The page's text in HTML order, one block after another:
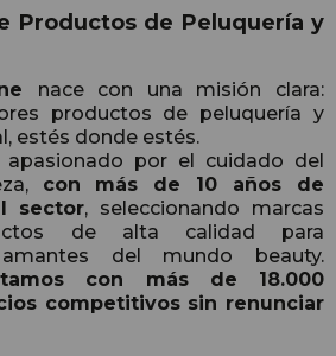
Productos de Peluquería y
nace con una misión clara:
productos de peluquería y
estés donde estés.
por el cuidado del
con más de 10 años de
sector, seleccionando marcas
de alta calidad para
del mundo beauty.
con más de 18.000
competitivos sin renunciar